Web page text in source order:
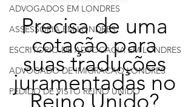
ADVOGADOS EM LONDRES
ASSESSORIA EM LONDRES
ESCRITORIO DE ADVOCACIA EM LONDRES
ADVOGADO DE IMIGRACAO LONDRES
PEDIDO DE VISTO REINO UNIDO
Precisa de uma
cotação para
suas traduções
juramentadas no
Reino Unido?